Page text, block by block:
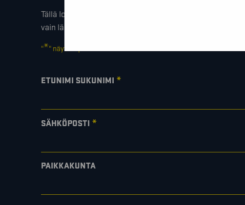
Tällä lomakkeella voit kysyä lisäinfoa, pyytää ilmaista
vain lähettää lämpimiä terveisiä!
"*" näyttää pakolliset kentät
ETUNIMI SUKUNIMI *
SÄHKÖPOSTI *
PAIKKAKUNTA